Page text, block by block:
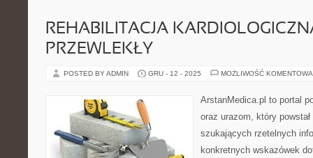
REHABILITACJA
PRZEWLEKŁY
POSTED BY ADMIN GRU - 12 - 2025 MOŻLIWOŚĆ
ArstanMedica.pl to portal
oraz urazom, który
szukających rzetelnych
konkretnych wskazówek